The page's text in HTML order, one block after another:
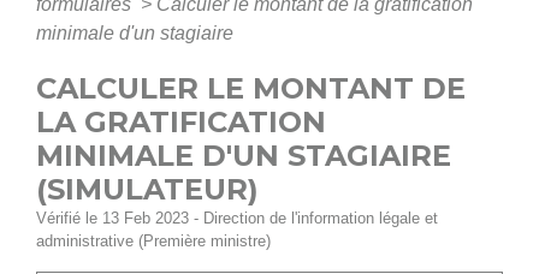
formulaires > Calculer le montant de la gratification
minimale d'un stagiaire
CALCULER LE MONTANT DE
LA GRATIFICATION
MINIMALE D'UN STAGIAIRE
(SIMULATEUR)
Vérifié le 13 Feb 2023 - Direction de l'information légale et
administrative (Première ministre)